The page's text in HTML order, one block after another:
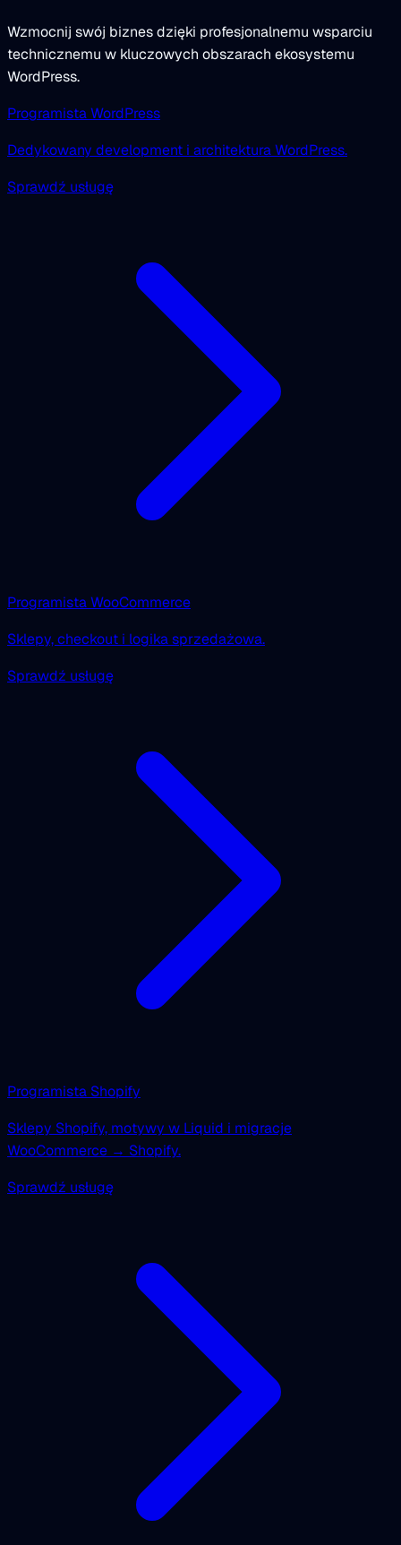
Wzmocnij swój biznes dzięki profesjonalnemu wsparciu
technicznemu w kluczowych obszarach ekosystemu
WordPress.
Programista WordPress
Dedykowany development i architektura WordPress.
Sprawdź usługę
Programista WooCommerce
Sklepy, checkout i logika sprzedażowa.
Sprawdź usługę
Programista Shopify
Sklepy Shopify, motywy w Liquid i migracje
WooCommerce → Shopify.
Sprawdź usługę